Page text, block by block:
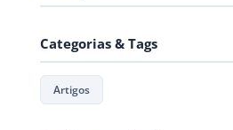
Categorias & Tags
Artigos